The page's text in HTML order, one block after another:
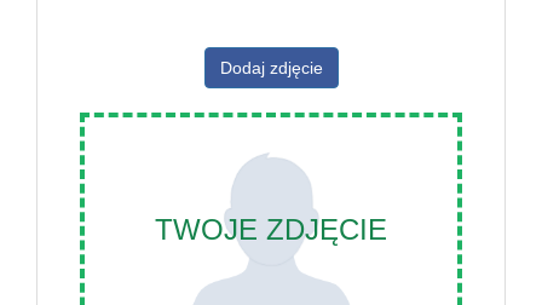
Dodaj zdjęcie
TWOJE ZDJĘCIE